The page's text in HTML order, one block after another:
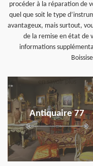
procéder à la réparation de
quel que soit le type
avantageux, mais surtout,
de la remise en état de
informations
Antiquaire 77
en savoir plus